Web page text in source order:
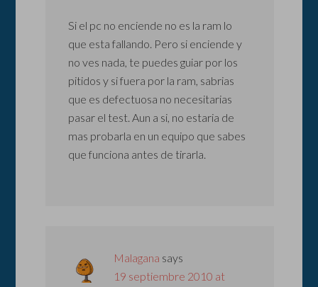
Si el pc no enciende no es la ram lo
que esta fallando. Pero si enciende y
no ves nada, te puedes guiar por los
pitidos y si fuera por la ram, sabrias
que es defectuosa no necesitarias
pasar el test. Aun a si, no estaria de
mas probarla en un equipo que sabes
que funciona antes de tirarla.
Malagana says
19 septiembre 2010 at